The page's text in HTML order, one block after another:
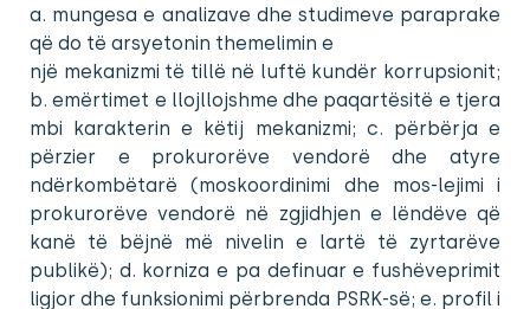
a. mungesa e analizave dhe studimeve paraprake
që do të arsyetonin themelimin e
një mekanizmi të tillë në luftë kundër korrupsionit;
b. emërtimet e llojllojshme dhe paqartësitë e tjera
mbi karakterin e këtij mekanizmi; c. përbërja e
përzier e prokurorëve vendorë dhe atyre
ndërkombëtarë (moskoordinimi dhe mos-lejimi i
prokurorëve vendorë në zgjidhjen e lëndëve që
kanë të bëjnë më nivelin e lartë të zyrtarëve
publikë); d. korniza e pa definuar e fushëveprimit
ligjor dhe funksionimi përbrenda PSRK-së; e. profil i